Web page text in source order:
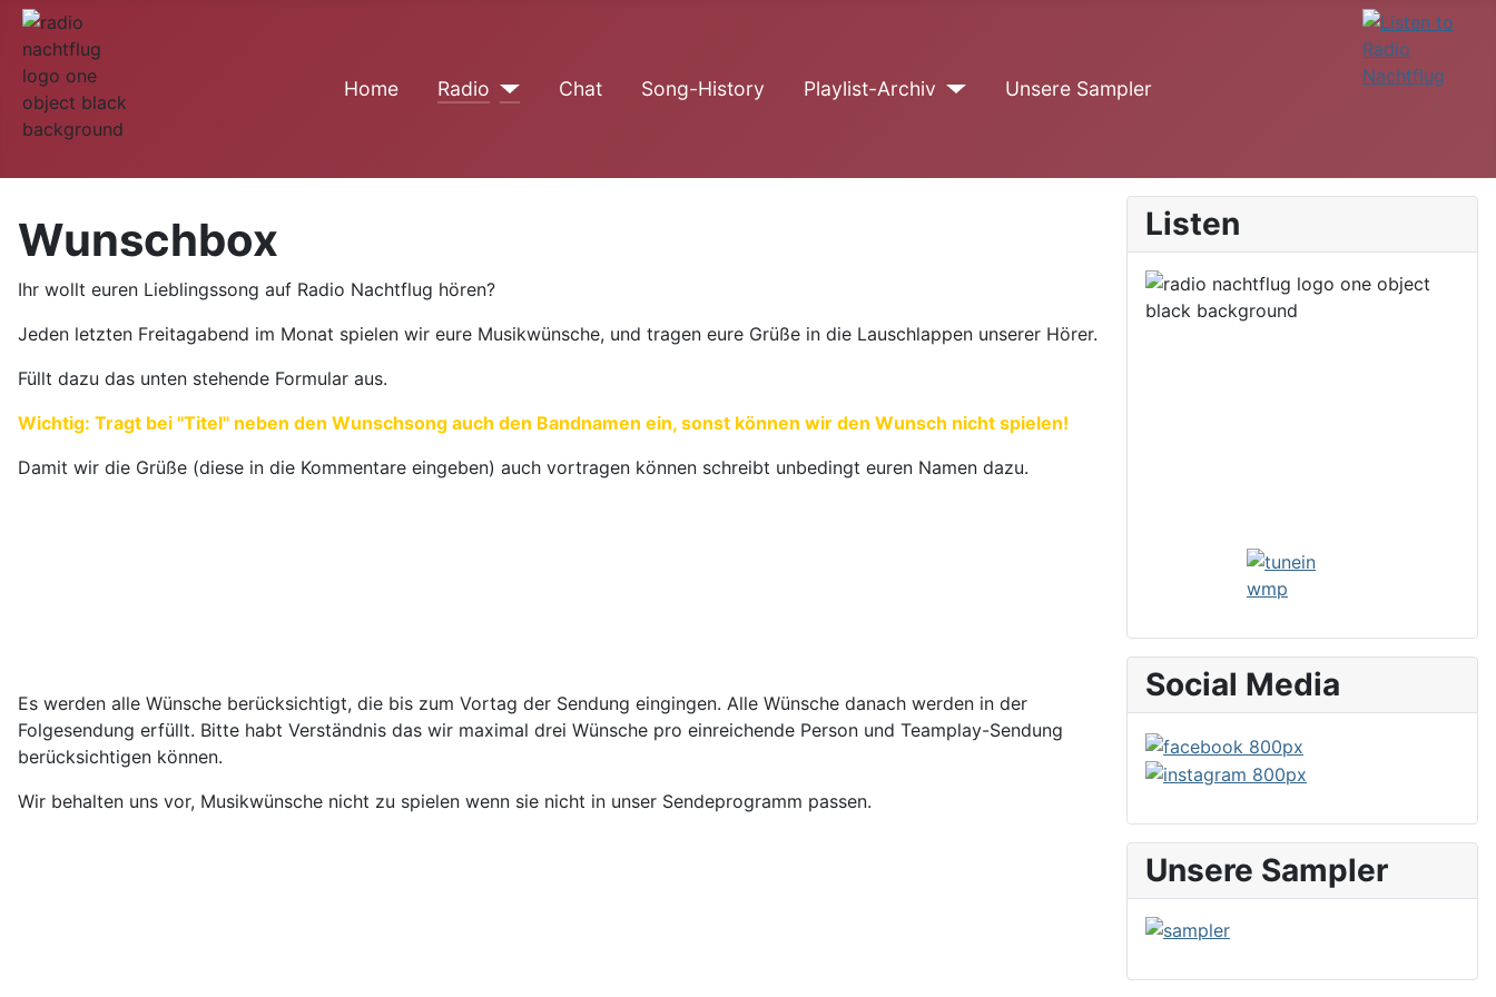
Home Radio Chat Song-History Playlist-Archiv Unsere Sampler
Wunschbox
Ihr wollt euren Lieblingssong auf Radio Nachtflug hören?
Jeden letzten Freitagabend im Monat spielen wir eure Musikwünsche, und tragen eure Grüße in die Lauschlappen unserer Hörer.
Füllt dazu das unten stehende Formular aus.
Wichtig: Tragt bei "Titel" neben den Wunschsong auch den Bandnamen ein, sonst können wir den Wunsch nicht spielen!
Damit wir die Grüße (diese in die Kommentare eingeben) auch vortragen können schreibt unbedingt euren Namen dazu.
Es werden alle Wünsche berücksichtigt, die bis zum Vortag der Sendung eingingen. Alle Wünsche danach werden in der
Folgesendung erfüllt. Bitte habt Verständnis das wir maximal drei Wünsche pro einreichende Person und Teamplay-Sendung
berücksichtigen können.
Wir behalten uns vor, Musikwünsche nicht zu spielen wenn sie nicht in unser Sendeprogramm passen.
Listen
Social Media
Unsere Sampler